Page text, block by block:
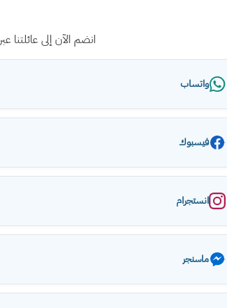
انضم الآن إلى
واتساب
فيسبوك
انستجرام
ماسنجر